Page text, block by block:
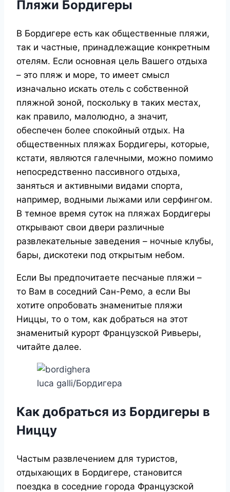
Пляжи Бордигеры
В Бордигере есть как общественные пляжи,
так и частные, принадлежащие конкретным
отелям. Если основная цель Вашего отдыха
– это пляж и море, то имеет смысл
изначально искать отель с собственной
пляжной зоной, поскольку в таких местах,
как правило, малолюдно, а значит,
обеспечен более спокойный отдых. На
общественных пляжах Бордигеры, которые,
кстати, являются галечными, можно помимо
непосредственно пассивного отдыха,
заняться и активными видами спорта,
например, водными лыжами или серфингом.
В темное время суток на пляжах Бордигеры
открывают свои двери различные
развлекательные заведения – ночные клубы,
бары, дискотеки под открытым небом.
Если Вы предпочитаете песчаные пляжи –
то Вам в соседний Сан-Ремо, а если Вы
хотите опробовать знаменитые пляжи
Ниццы, то о том, как добраться на этот
знаменитый курорт Французской Ривьеры,
читайте далее.
luca galli/Бордигера
Как добраться из Бордигеры в
Ниццу
Частым развлечением для туристов,
отдыхающих в Бордигере, становится
поездка в соседние города Французской